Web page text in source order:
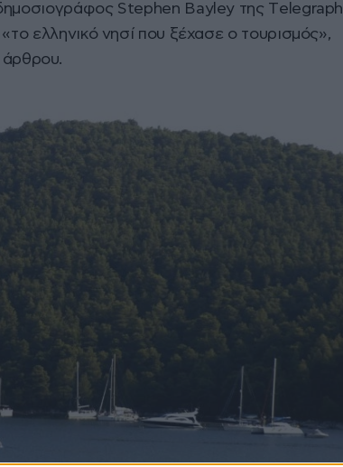
Stephen Bayley της Τelegraph
ελληνικό νησί που ξέχασε ο τουρισμός»,
άρθρου.